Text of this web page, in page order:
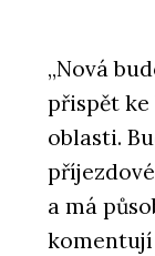
„Nová
přispět
oblasti.
a má